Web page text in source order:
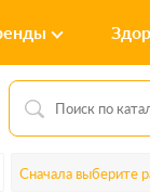
Сначала выберите